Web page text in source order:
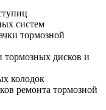
систем
тормозной
тормозных дисков и
колодок
ремонта тормозной